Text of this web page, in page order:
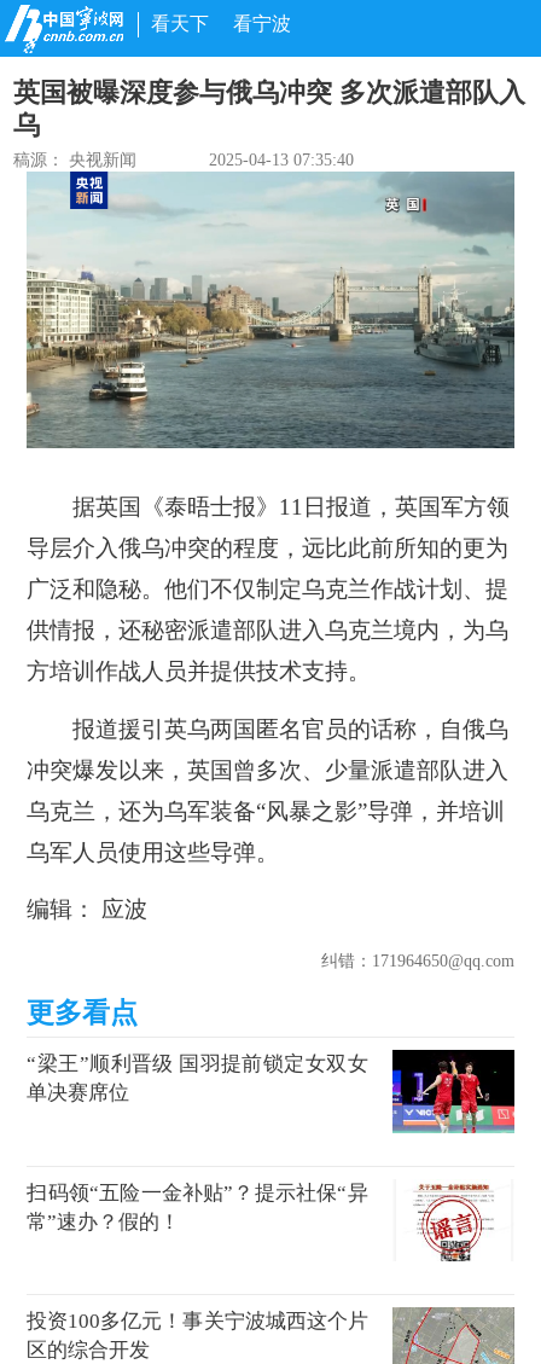
看天下 看宁波
英国被曝深度参与俄乌冲突 多次派遣部队入
乌
稿源：央视新闻 2025-04-13 07:35:40
据英国《泰晤士报》11日报道，英国军方领
导层介入俄乌冲突的程度，远比此前所知的更为
广泛和隐秘。他们不仅制定乌克兰作战计划、提
供情报，还秘密派遣部队进入乌克兰境内，为乌
方培训作战人员并提供技术支持。
报道援引英乌两国匿名官员的话称，自俄乌
冲突爆发以来，英国曾多次、少量派遣部队进入
乌克兰，还为乌军装备“风暴之影”导弹，并培训
乌军人员使用这些导弹。
编辑： 应波
纠错：171964650@qq.com
“梁王”顺利晋级 国羽提前锁定女双女
单决赛席位
扫码领“五险一金补贴”？提示社保“异
常”速办？假的！
投资100多亿元！事关宁波城西这个片
区的综合开发